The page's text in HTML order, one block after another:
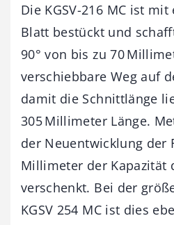
Die KGSV-216 MC ist
Blatt bestückt und
90° von bis zu 70
verschiebbare Weg auf
damit die Schnittlänge
305 Millimeter Länge.
der Neuentwicklung der
Millimeter der Kapazität
verschenkt. Bei der
KGSV 254 MC ist dies